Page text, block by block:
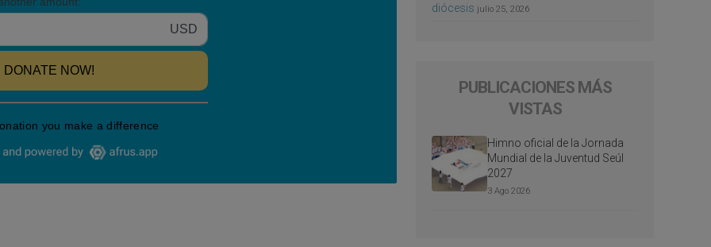
diócesis julio 25, 2026
PUBLICACIONES MÁS
VISTAS
Himno oficial de la Jornada
Mundial de la Juventud Seúl
2027
3 Ago 2026